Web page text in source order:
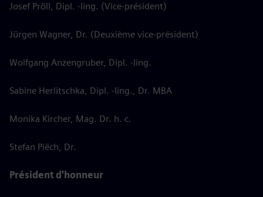
Josef Pröll, Dipl. -Iing. (Vice-président)
Jürgen Wagner, Dr. (Deuxième vice-président)
Wolfgang Anzengruber, Dipl. -Iing.
Sabine Herlitschka, Dipl. -Iing., Dr. MBA
Monika Kircher, Mag. Dr. h. c.
Stefan Piëch, Dr.
Président d'honneur